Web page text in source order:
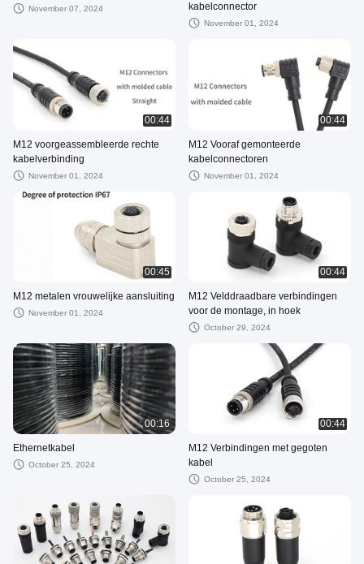
November 07, 2024
kabelconnector
November 01, 2024
00:44
M12 voorgeassembleerde rechte
kabelverbinding
November 01, 2024
00:44
M12 Vooraf gemonteerde
kabelconnectoren
November 01, 2024
00:45
M12 metalen vrouwelijke aansluiting
November 01, 2024
00:44
M12 Velddraadbare verbindingen
voor de montage, in hoek
October 29, 2024
00:16
Ethernetkabel
October 25, 2024
00:44
M12 Verbindingen met gegoten
kabel
October 25, 2024